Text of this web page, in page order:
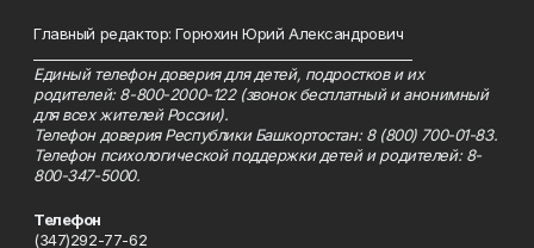
Главный редактор: Горюхин Юрий Александрович
Единый телефон доверия для детей, подростков и их
родителей: 8-800-2000-122 (звонок бесплатный и анонимный
для всех жителей России).
Телефон доверия Республики Башкортостан: 8 (800) 700-01-83.
Телефон психологической поддержки детей и родителей: 8-
800-347-5000.
Телефон
(347)292-77-62